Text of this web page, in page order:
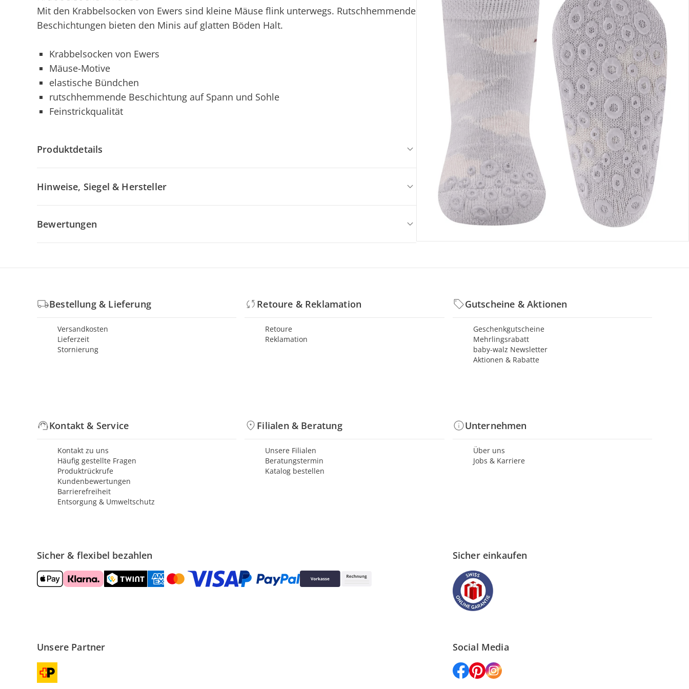
Mit den Krabbelsocken von Ewers sind kleine Mäuse flink unterwegs. Rutschhemmende
Beschichtungen bieten den Minis auf glatten Böden Halt.
Krabbelsocken von Ewers
Mäuse-Motive
elastische Bündchen
rutschhemmende Beschichtung auf Spann und Sohle
Feinstrickqualität
Produktdetails
Hinweise, Siegel & Hersteller
Bewertungen
Bestellung & Lieferung
Versandkosten
Lieferzeit
Stornierung
Retoure & Reklamation
Retoure
Reklamation
Gutscheine & Aktionen
Geschenkgutscheine
Mehrlingsrabatt
baby-walz Newsletter
Aktionen & Rabatte
Kontakt & Service
Kontakt zu uns
Häufig gestellte Fragen
Produktrückrufe
Kundenbewertungen
Barrierefreiheit
Entsorgung & Umweltschutz
Filialen & Beratung
Unsere Filialen
Beratungstermin
Katalog bestellen
Unternehmen
Über uns
Jobs & Karriere
Sicher & flexibel bezahlen Sicher einkaufen
Unsere Partner Social Media